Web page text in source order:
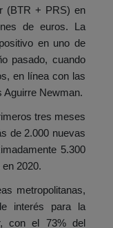
(BTR + PRS) en
de euros. La
en uno de
pasado, cuando
en línea con las
Aguirre Newman.
tres meses
de 2.000 nuevas
5.300
2020.
metropolitanas,
interés para la
con el 73% del